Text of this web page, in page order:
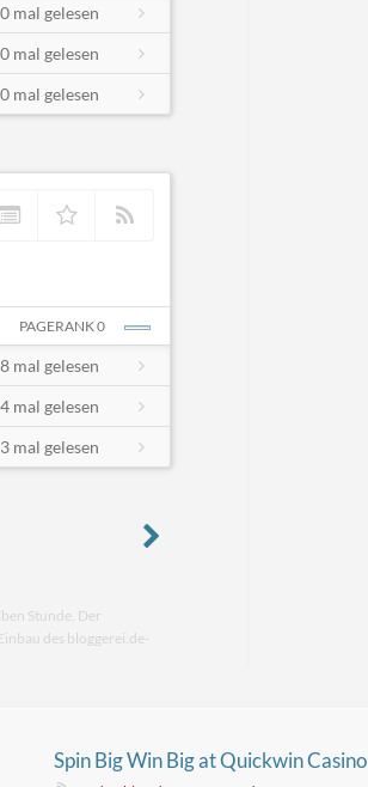
0 mal gelesen
0 mal gelesen
0 mal gelesen
PAGERANK 0
8 mal gelesen
4 mal gelesen
3 mal gelesen
Stunde. Der
des bloggerei.de-
Spin Big Win Big at Quickwin Casino